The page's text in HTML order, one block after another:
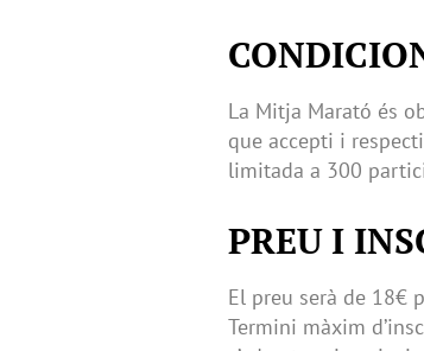
La Mitja Marató és
que accepti i
limitada a 300
PREU I
El preu serà de 18€
Termini màxim